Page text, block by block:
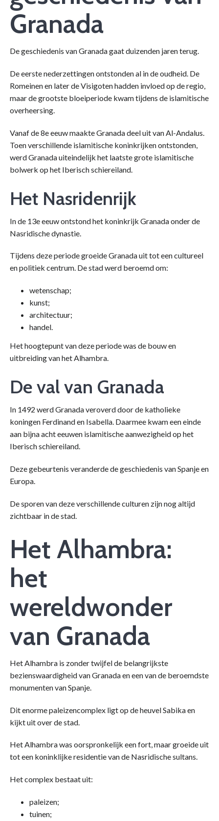
Granada
De geschiedenis van Granada gaat duizenden jaren terug.
De eerste nederzettingen ontstonden al in de oudheid. De
Romeinen en later de Visigoten hadden invloed op de regio,
maar de grootste bloeiperiode kwam tijdens de islamitische
overheersing.
Vanaf de 8e eeuw maakte Granada deel uit van Al-Andalus.
Toen verschillende islamitische koninkrijken ontstonden,
werd Granada uiteindelijk het laatste grote islamitische
bolwerk op het Iberisch schiereiland.
Het Nasridenrijk
In de 13e eeuw ontstond het koninkrijk Granada onder de
Nasridische dynastie.
Tijdens deze periode groeide Granada uit tot een cultureel
en politiek centrum. De stad werd beroemd om:
wetenschap;
kunst;
architectuur;
handel.
Het hoogtepunt van deze periode was de bouw en
uitbreiding van het Alhambra.
De val van Granada
In 1492 werd Granada veroverd door de katholieke
koningen Ferdinand en Isabella. Daarmee kwam een einde
aan bijna acht eeuwen islamitische aanwezigheid op het
Iberisch schiereiland.
Deze gebeurtenis veranderde de geschiedenis van Spanje en
Europa.
De sporen van deze verschillende culturen zijn nog altijd
zichtbaar in de stad.
Het Alhambra:
het
wereldwonder
van Granada
Het Alhambra is zonder twijfel de belangrijkste
bezienswaardigheid van Granada en een van de beroemdste
monumenten van Spanje.
Dit enorme paleizencomplex ligt op de heuvel Sabika en
kijkt uit over de stad.
Het Alhambra was oorspronkelijk een fort, maar groeide uit
tot een koninklijke residentie van de Nasridische sultans.
Het complex bestaat uit:
paleizen;
tuinen;